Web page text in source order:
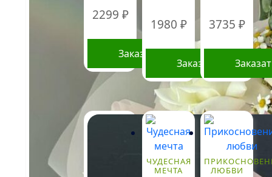
2299 ₽
Заказать
1980 ₽
Заказать
3735 ₽
ЧУДЕСНАЯ
МЕЧТА
ЛЮБВИ